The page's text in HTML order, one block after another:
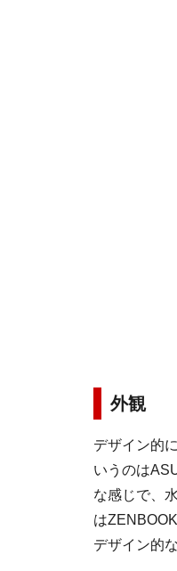
外観
デザイン的
いうのは
な感じで、
は
デザイン的